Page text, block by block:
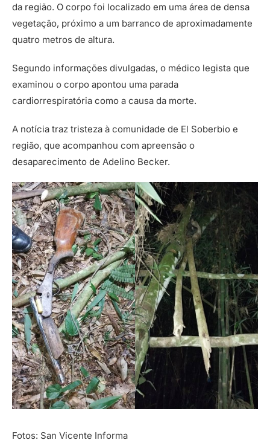
da região. O corpo foi localizado em uma área de densa
vegetação, próximo a um barranco de aproximadamente
quatro metros de altura.
Segundo informações divulgadas, o médico legista que
examinou o corpo apontou uma parada
cardiorrespiratória como a causa da morte.
A notícia traz tristeza à comunidade de El Soberbio e
região, que acompanhou com apreensão o
desaparecimento de Adelino Becker.
Fotos: San Vicente Informa